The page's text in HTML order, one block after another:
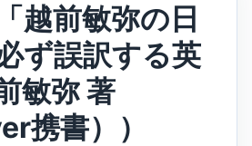
越前敏弥の日
ず誤訳する英
敏弥 著
携書））